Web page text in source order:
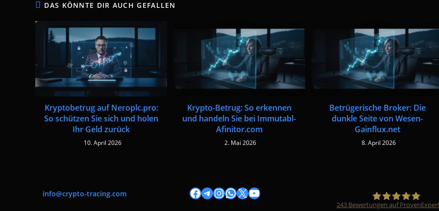
DAS KÖNNTE DIR AUCH GEFALLEN
Kryptobetrug auf Neroplc.pro:
So schützen Sie sich und holen
Ihr Geld zurück
10. April 2026
Krypto-Betrug: So erkennen
und handeln Sie bei Immutabl-
Afinitor.com
2. Mai 2026
Betrügerische Broker: Die
dunkle Seite von Wesen-
Gainflux.net
8. April 2026
info@crypto-tracing.com Facebook
Telegram
Instagram
WhatsApp
X YouTube
243 Bewertungen auf